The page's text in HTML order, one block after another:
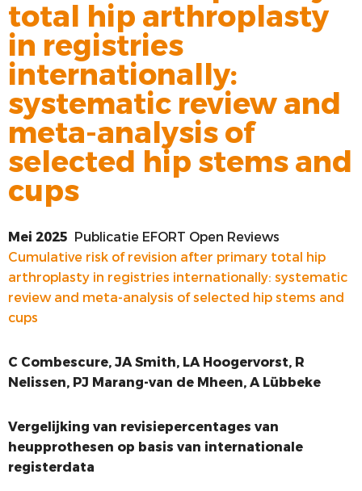
VOORSTE KRUISBAND
SYNTHETISEREN VAN LROI-DATA
total hip arthroplasty
in registries
internationally:
systematic review and
meta-analysis of
selected hip stems and
cups
Mei 2025 Publicatie EFORT Open Reviews
Cumulative risk of revision after primary total hip
arthroplasty in registries internationally: systematic
review and meta-analysis of selected hip stems and
cups
C Combescure, JA Smith, LA Hoogervorst, R
Nelissen, PJ Marang-van de Mheen, A Lübbeke
Vergelijking van revisiepercentages van
heupprothesen op basis van internationale
registerdata